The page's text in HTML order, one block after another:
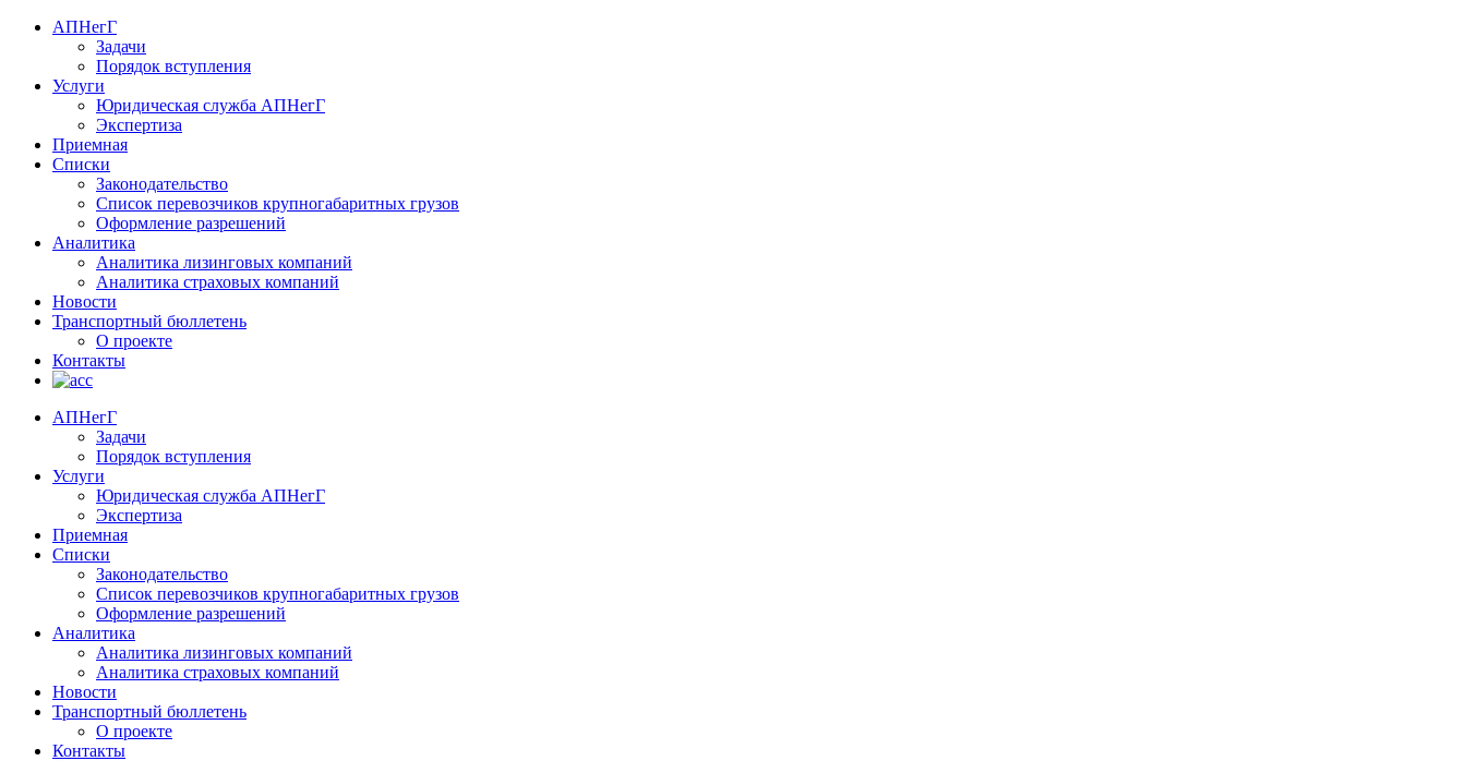
АПНегГ
Задачи
Порядок вступления
Услуги
Юридическая служба АПНегГ
Экспертиза
Приемная
Списки
Законодательство
Список перевозчиков крупногабаритных грузов
Оформление разрешений
Аналитика
Аналитика лизинговых компаний
Aналитика страховых компаний
Новости
Транспортный бюллетень
О проекте
Контакты
АПНегГ
Задачи
Порядок вступления
Услуги
Юридическая служба АПНегГ
Экспертиза
Приемная
Списки
Законодательство
Список перевозчиков крупногабаритных грузов
Оформление разрешений
Аналитика
Аналитика лизинговых компаний
Aналитика страховых компаний
Новости
Транспортный бюллетень
О проекте
Контакты